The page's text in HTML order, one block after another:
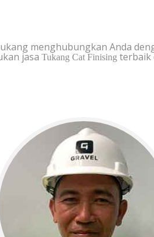
menghubungkan Anda
jasa Tukang Cat Finising terbaik